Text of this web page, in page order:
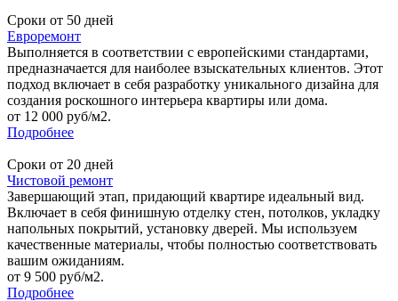
Сроки от 50 дней
Евроремонт
Выполняется в соответствии с европейскими стандартами,
предназначается для наиболее взыскательных клиентов. Этот
подход включает в себя разработку уникального дизайна для
создания роскошного интерьера квартиры или дома.
от 12 000 руб/м2.
Подробнее
Сроки от 20 дней
Чистовой ремонт
Завершающий этап, придающий квартире идеальный вид.
Включает в себя финишную отделку стен, потолков, укладку
напольных покрытий, установку дверей. Мы используем
качественные материалы, чтобы полностью соответствовать
вашим ожиданиям.
от 9 500 руб/м2.
Подробнее